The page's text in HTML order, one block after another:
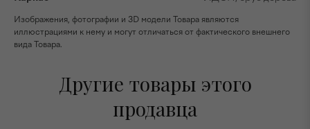
Изображения, фотографии и 3D модели Товара являются
иллюстрациями к нему и могут отличаться от фактического внешнего
вида Товара.
Другие товары этого
продавца